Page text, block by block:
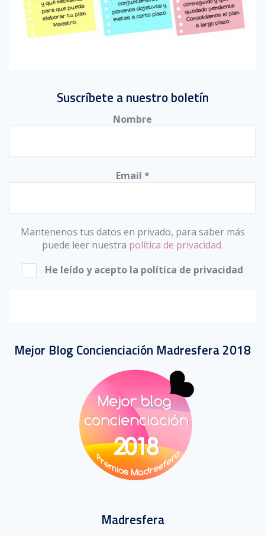
Suscríbete a nuestro boletín
Nombre
Email *
Mantenenos tus datos en privado, para saber más
puede leer nuestra política de privacidad.
He leído y acepto la política de privacidad
Mejor Blog Concienciación Madresfera 2018
Madresfera